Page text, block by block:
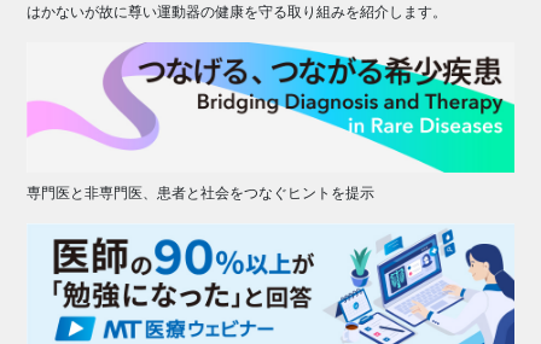
はかないが故に尊い運動器の健康を守る取り組みを紹介します。
専門医と非専門医、患者と社会をつなぐヒントを提示